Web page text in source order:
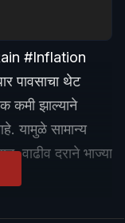
#Inflation
पावसाचा थेट
कमी झाल्याने
यामुळे सामान्य
वाढीव दराने भाज्या